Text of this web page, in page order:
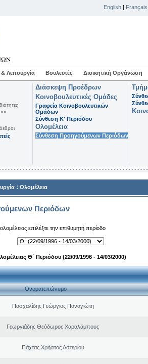
English | Français
Λειτουργία Βουλευτές Διοικητική Οργάνωση
Διάσκεψη Προέδρων
Κοινοβουλευτικές Ομάδες
Γραφεία Κοινοβουλευτικών
Ομάδων
Σύνθεση K' Περιόδου
Ολομέλεια
Σύνθεση Προηγούμενων Περιόδων
: Ολομέλεια
Περιόδων
επιλέξτε την επιθυμητή περίοδο
Θ΄ Περιόδου (22/09/1996 - 14/03/2000)
Ονοματεπώνυμο
Πασχαλίδης Γεώργιος Παναγιώτη
Γεωργιάδης Θεόδωρος Χαραλάμπους
Πάχτας Χρήστος Αστερίου